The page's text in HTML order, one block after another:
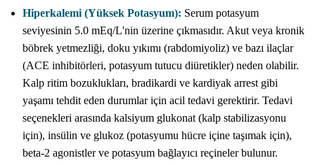
Hiperkalemi (Yüksek Potasyum): Serum potasyum
seviyesinin 5.0 mEq/L'nin üzerine çıkmasıdır. Akut veya kronik
böbrek yetmezliği, doku yıkımı (rabdomiyoliz) ve bazı ilaçlar
(ACE inhibitörleri, potasyum tutucu diüretikler) neden olabilir.
Kalp ritim bozuklukları, bradikardi ve kardiyak arrest gibi
yaşamı tehdit eden durumlar için acil tedavi gerektirir. Tedavi
seçenekleri arasında kalsiyum glukonat (kalp stabilizasyonu
için), insülin ve glukoz (potasyumu hücre içine taşımak için),
beta-2 agonistler ve potasyum bağlayıcı reçineler bulunur.